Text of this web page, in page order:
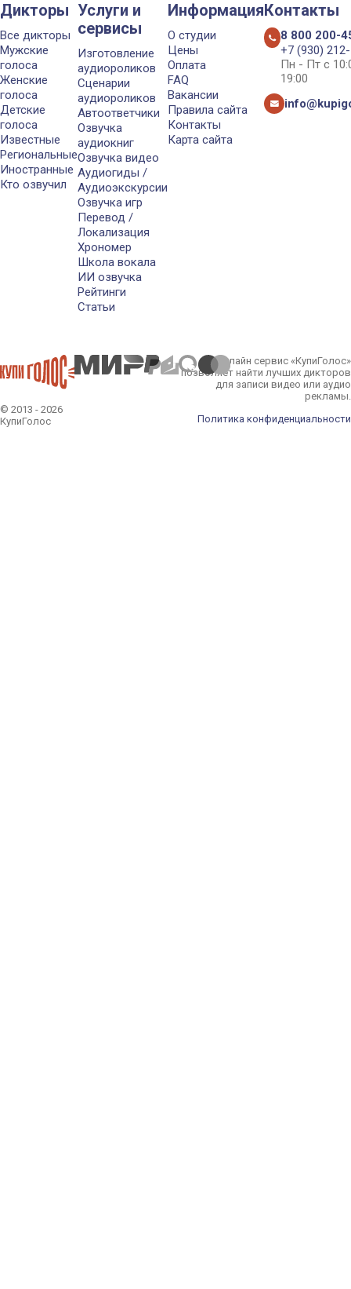
Дикторы
Все дикторы
Мужские
голоса
Женские
голоса
Детские
голоса
Известные
Региональные
Иностранные
Кто озвучил
Услуги и
сервисы
Изготовление
аудиороликов
Сценарии
аудиороликов
Автоответчики
Озвучка
аудиокниг
Озвучка видео
Аудиогиды /
Аудиоэкскурсии
Озвучка игр
Перевод /
Локализация
Хрономер
Школа вокала
ИИ озвучка
Рейтинги
Статьи
Информация
О студии
Цены
Оплата
FAQ
Вакансии
Правила сайта
Контакты
Карта сайта
Контакты
8 800 200-
+7 (930)
Пн - Пт с
19:00
© 2013 - 2026
КупиГолос
Онлайн сервис «КупиГолос»
позволяет найти лучших дикторов
для записи видео или аудио
рекламы.
Политика конфиденциальности